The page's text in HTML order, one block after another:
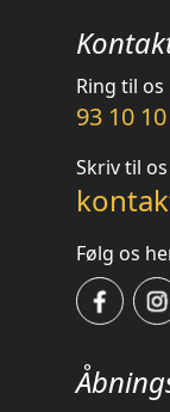
Ring til
93 10
Skriv til
Følg os